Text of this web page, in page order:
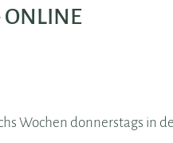
Wochen donnerstags in